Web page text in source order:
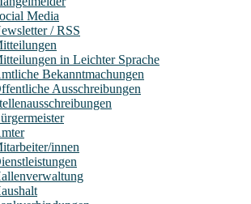
Media
/ RSS
in Leichter Sprache
Bekanntmachungen
Ausschreibungen
innen